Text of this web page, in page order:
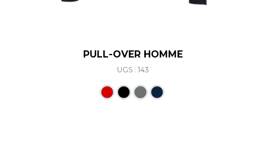
PULL-OVER HOMME
UGS : 143